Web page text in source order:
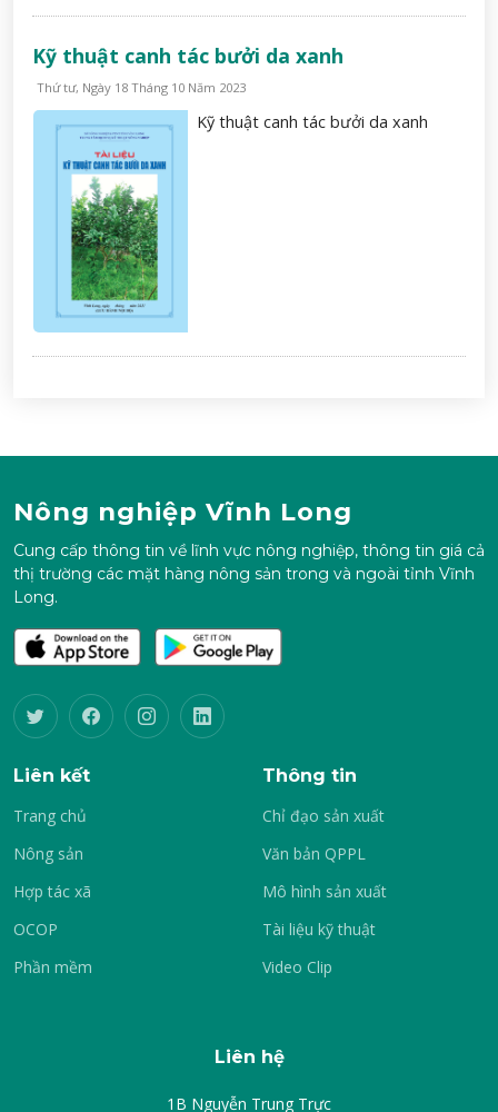
Kỹ thuật canh tác bưởi da xanh
Thứ tư, Ngày 18 Tháng 10 Năm 2023
Kỹ thuật canh tác bưởi da xanh
Nông nghiệp Vĩnh Long
Cung cấp thông tin về lĩnh vực nông nghiệp, thông tin giá cả
thị trường các mặt hàng nông sản trong và ngoài tỉnh Vĩnh
Long.
Liên kết
Trang chủ
Nông sản
Hợp tác xã
OCOP
Phần mềm
Thông tin
Chỉ đạo sản xuất
Văn bản QPPL
Mô hình sản xuất
Tài liệu kỹ thuật
Video Clip
Liên hệ
1B Nguyễn Trung Trực